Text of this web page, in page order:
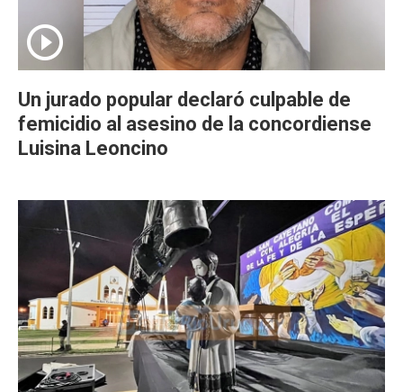
Un jurado popular declaró culpable de
femicidio al asesino de la concordiense
Luisina Leoncino